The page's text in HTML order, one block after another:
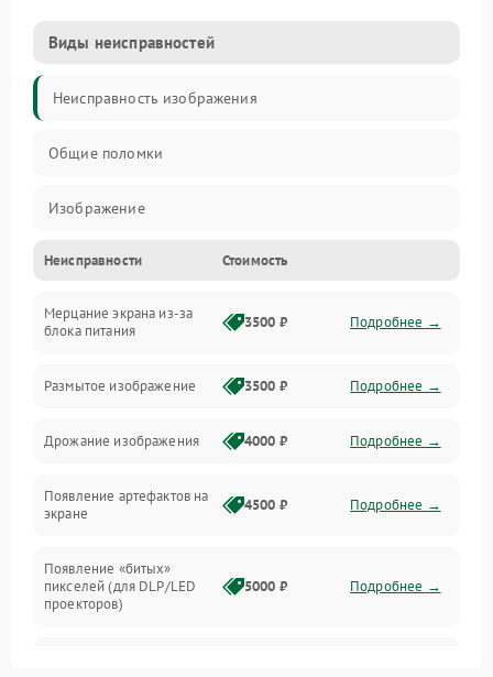
Виды неисправностей
Неисправность изображения
Общие поломки
Изображение
Лампа подсветки
Неисправность управления и интерфейсов
Неисправности Стоимость
Мерцание экрана из-за
блока питания
3500 ₽ Подробнее →
Размытое изображение 3500 ₽ Подробнее →
Дрожание изображения 4000 ₽ Подробнее →
Появление артефактов на
экране
4500 ₽ Подробнее →
Появление «битых»
пикселей (для DLP/LED
проекторов)
5000 ₽ Подробнее →